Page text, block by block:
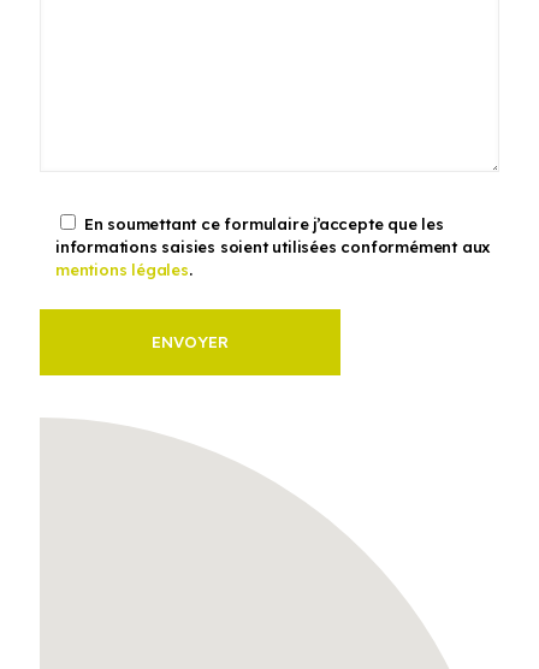
En soumettant ce formulaire j’accepte que les
informations saisies soient utilisées conformément aux
mentions légales.